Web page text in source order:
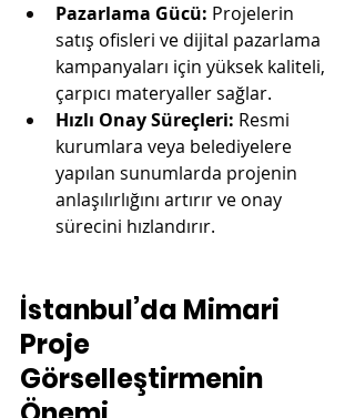
Pazarlama Gücü: Projelerin
satış ofisleri ve dijital pazarlama
kampanyaları için yüksek kaliteli,
çarpıcı materyaller sağlar.
Hızlı Onay Süreçleri: Resmi
kurumlara veya belediyelere
yapılan sunumlarda projenin
anlaşılırlığını artırır ve onay
sürecini hızlandırır.
İstanbul’da Mimari
Proje
Görselleştirmenin